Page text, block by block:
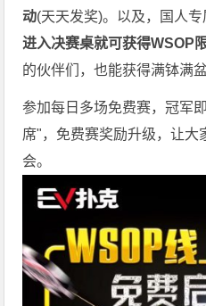
动(天天发奖)。以及，国人
进入决赛桌就可获得WSOP
的伙伴们，也能获得满钵满
参加每日多场免费赛，冠军
席"， 免费赛奖励升级，让大
会。